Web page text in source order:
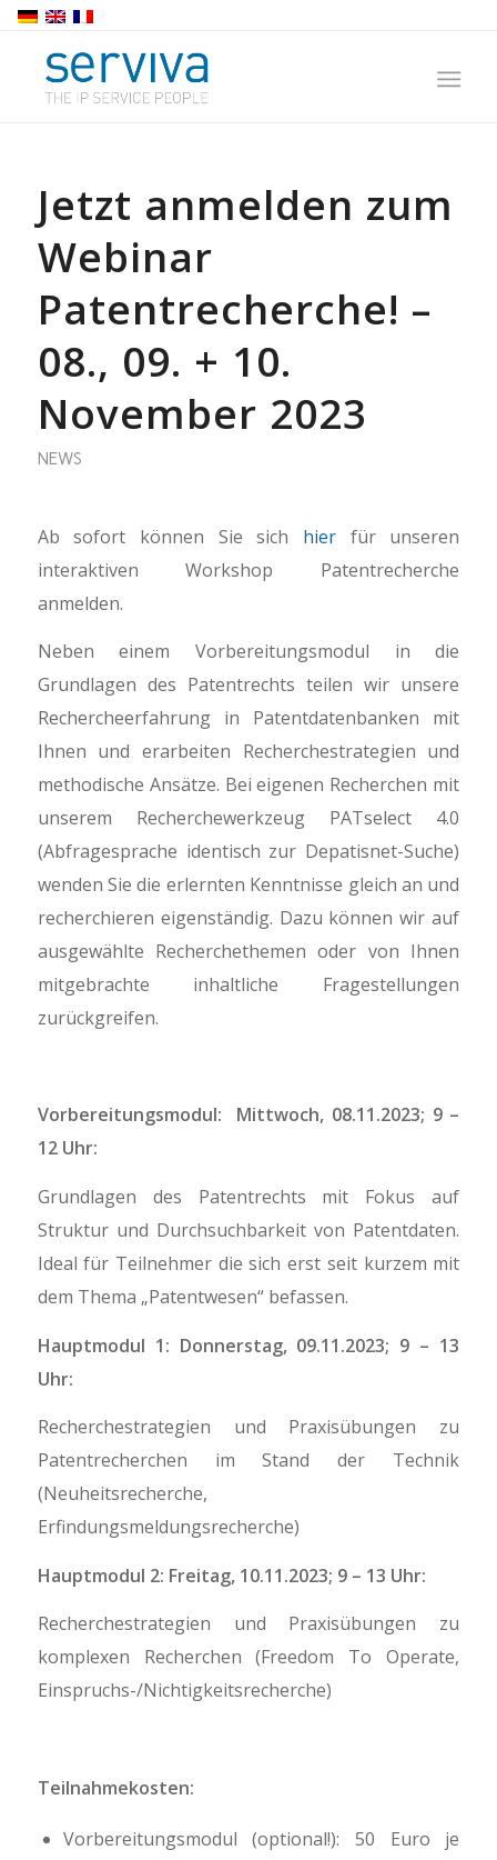
Jetzt anmelden zum
Webinar
Patentrecherche! –
08., 09. + 10.
November 2023
NEWS
Ab sofort können Sie sich hier für unseren
interaktiven Workshop Patentrecherche
anmelden.
Neben einem Vorbereitungsmodul in die
Grundlagen des Patentrechts teilen wir unsere
Rechercheerfahrung in Patentdatenbanken mit
Ihnen und erarbeiten Recherchestrategien und
methodische Ansätze. Bei eigenen Recherchen mit
unserem Recherchewerkzeug PATselect 4.0
(Abfragesprache identisch zur Depatisnet-Suche)
wenden Sie die erlernten Kenntnisse gleich an und
recherchieren eigenständig. Dazu können wir auf
ausgewählte Recherchethemen oder von Ihnen
mitgebrachte inhaltliche Fragestellungen
zurückgreifen.
Vorbereitungsmodul:
Mittwoch, 08.11.2023; 9 –
12 Uhr:
Grundlagen des Patentrechts mit Fokus auf
Struktur und Durchsuchbarkeit von Patentdaten.
Ideal für Teilnehmer die sich erst seit kurzem mit
dem Thema „Patentwesen“ befassen.
Hauptmodul 1: Donnerstag, 09.11.2023; 9 – 13
Uhr:
Recherchestrategien und Praxisübungen zu
Patentrecherchen im Stand der Technik
(Neuheitsrecherche,
Erfindungsmeldungsrecherche)
Hauptmodul 2: Freitag, 10.11.2023; 9 – 13 Uhr:
Recherchestrategien und Praxisübungen zu
komplexen Recherchen (Freedom To Operate,
Einspruchs-/Nichtigkeitsrecherche)
Teilnahmekosten:
Vorbereitungsmodul (optional!): 50 Euro je